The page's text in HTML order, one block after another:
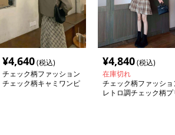
¥4,640(税込)
チェック柄ファッション
チェック柄キャミワンピ
¥4,840(税込)
在庫切れ
チェック柄ファッショ
レトロ調チェック柄プ